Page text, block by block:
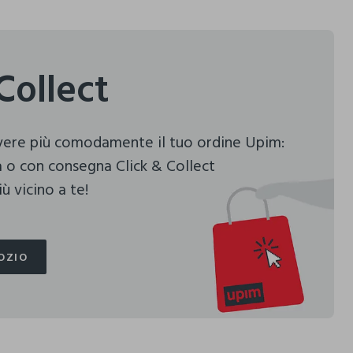
più comodamente il tuo ordine Upim:
con consegna Click & Collect
vicino a te!